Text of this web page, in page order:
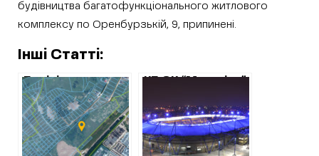
будівництва багатофункціонального житлового
комплексу по Оренбурзькій, 9, припинені.
Інші Статті:
Поліція вважає,
що будівництво
електродепо
«Олексіївське»
під загрозою
КП СК “Металіст”
після переходу у
власність міста